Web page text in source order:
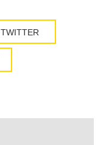
TWITTER